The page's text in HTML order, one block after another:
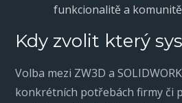
funkcionalitě a
Kdy zvolit který
Volba mezi ZW3D a
konkrétních potřebách firmy či